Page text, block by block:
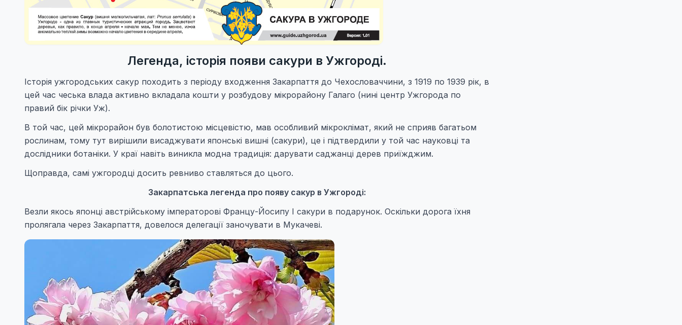
Легенда, історія появи сакури в Ужгороді.
Історія ужгородських сакур походить з періоду входження Закарпаття до Чехословаччини, з 1919 по 1939 рік, в
цей час чеська влада активно вкладала кошти у розбудову мікрорайону Галаго (нині центр Ужгорода по
правий бік річки Уж).
В той час, цей мікрорайон був болотистою місцевістю, мав особливий мікроклімат, який не сприяв багатьом
рослинам, тому тут вирішили висаджувати японські вишні (сакури), це і підтвердили у той час науковці та
дослідники ботаніки. У краї навіть виникла модна традиція: дарувати саджанці дерев приїжджим.
Щоправда, самі ужгородці досить ревниво ставляться до цього.
Закарпатська легенда про появу сакур в Ужгороді:
Везли якось японці австрійському імператорові Францу-Йосипу І сакури в подарунок. Оскільки дорога їхня
пролягала через Закарпаття, довелося делегації заночувати в Мукачеві.